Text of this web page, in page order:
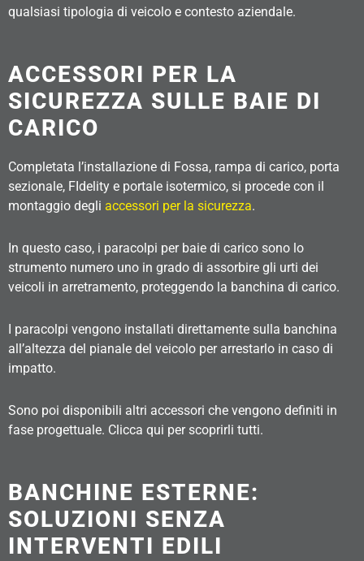
qualsiasi tipologia di veicolo e contesto aziendale.
ACCESSORI PER LA
SICUREZZA SULLE BAIE DI
CARICO
Completata l’installazione di Fossa, rampa di carico, porta
sezionale, FIdelity e portale isotermico, si procede con il
montaggio degli accessori per la sicurezza.
In questo caso, i paracolpi per baie di carico sono lo
strumento numero uno in grado di assorbire gli urti dei
veicoli in arretramento, proteggendo la banchina di carico.
I paracolpi vengono installati direttamente sulla banchina
all’altezza del pianale del veicolo per arrestarlo in caso di
impatto.
Sono poi disponibili altri accessori che vengono definiti in
fase progettuale. Clicca qui per scoprirli tutti.
BANCHINE ESTERNE:
SOLUZIONI SENZA
INTERVENTI EDILI